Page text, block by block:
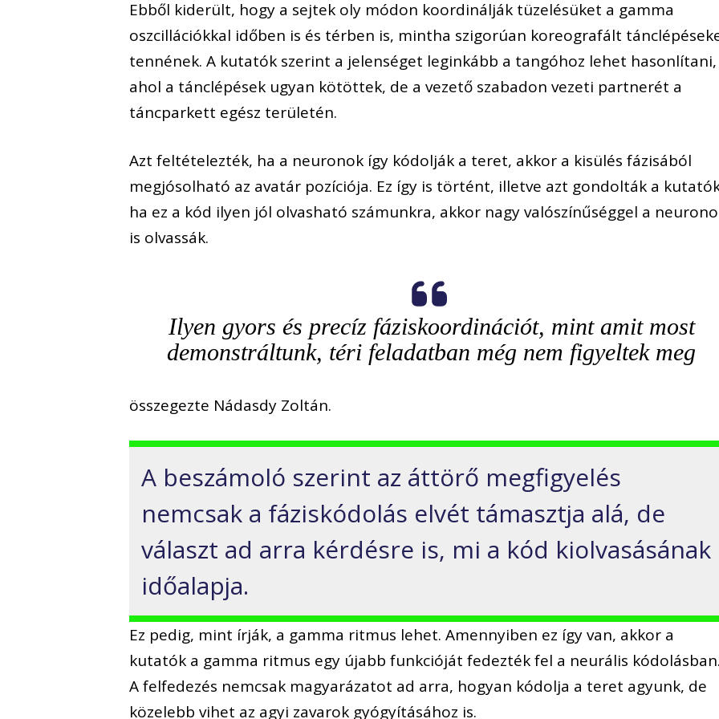
Ebből kiderült, hogy a sejtek oly módon koordinálják tüzelésüket a gamma
oszcillációkkal időben is és térben is, mintha szigorúan koreografált
tennének. A kutatók szerint a jelenséget leginkább a tangóhoz lehet hasonlítani,
ahol a tánclépések ugyan kötöttek, de a vezető szabadon vezeti partnerét a
táncparkett egész területén.
Azt feltételezték, ha a neuronok így kódolják a teret, akkor a kisülés fázisából
megjósolható az avatár pozíciója. Ez így is történt, illetve azt gondolták a
ha ez a kód ilyen jól olvasható számunkra, akkor nagy valószínűséggel a
is olvassák.
Ilyen gyors és precíz fáziskoordinációt, mint amit most
demonstráltunk, téri feladatban még nem figyeltek meg
összegezte Nádasdy Zoltán.
A beszámoló szerint az áttörő megfigyelés
nemcsak a fáziskódolás elvét támasztja alá, de
választ ad arra kérdésre is, mi a kód kiolvasásának
időalapja.
Ez pedig, mint írják, a gamma ritmus lehet. Amennyiben ez így van, akkor a
kutatók a gamma ritmus egy újabb funkcióját fedezték fel a neurális kódolásban.
A felfedezés nemcsak magyarázatot ad arra, hogyan kódolja a teret agyunk, de
közelebb vihet az agyi zavarok gyógyításához is.